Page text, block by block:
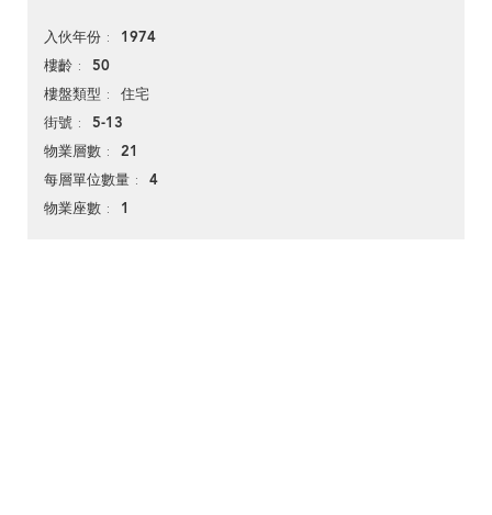
入伙年份 1974
樓齡 50
樓盤類型 住宅
街號 5-13
物業層數 21
每層單位數量 4
物業座數 1